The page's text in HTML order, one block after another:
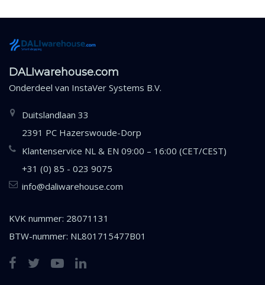
DALIwarehouse.com
Onderdeel van InstaVer Systems B.V.
Duitslandlaan 33
2391 PC Hazerswoude-Dorp
Klantenservice NL & EN 09:00 – 16:00 (CET/CEST)
+31 (0) 85 - 023 9075
info@daliwarehouse.com
KVK nummer: 28071131
BTW-nummer: NL801715477B01